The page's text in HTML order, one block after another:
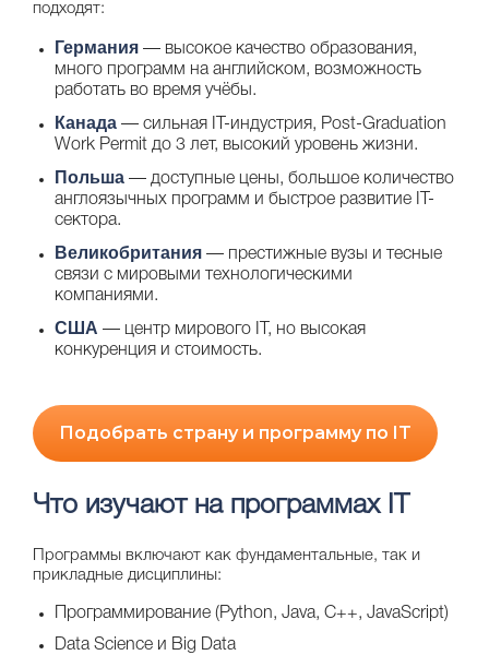
подходят:
Германия — высокое качество образования,
много программ на английском, возможность
работать во время учёбы.
Канада — сильная IT-индустрия, Post-Graduation
Work Permit до 3 лет, высокий уровень жизни.
Польша — доступные цены, большое количество
англоязычных программ и быстрое развитие IT-
сектора.
Великобритания — престижные вузы и тесные
связи с мировыми технологическими
компаниями.
США — центр мирового IT, но высокая
конкуренция и стоимость.
Подобрать страну и программу по IT
Что изучают на программах IT
Программы включают как фундаментальные, так и
прикладные дисциплины:
Программирование (Python, Java, C++, JavaScript)
Data Science и Big Data